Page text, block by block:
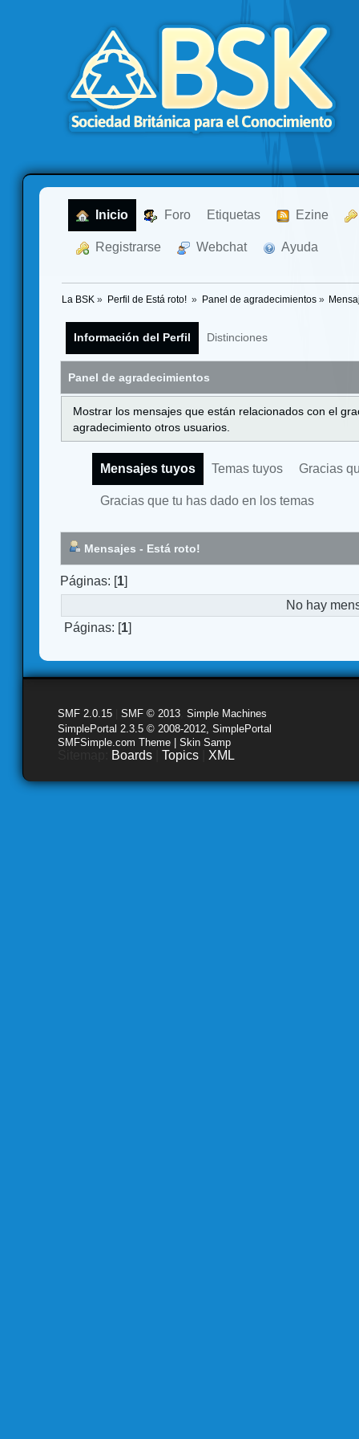
Inicio Foro Etiquetas Ezine
Registrarse Webchat Ayuda
La BSK » Perfil de Está roto! » Panel de agradecimientos»
Información del Perfil Distinciones
Panel de agradecimientos
Mostrar los mensajes que están relacionados con el
agradecimiento otros usuarios.
Mensajes tuyos Temas tuyos Gracias
Gracias que tu has dado en los temas
Mensajes - Está roto!
Páginas: [1]
No hay
Páginas: [1]
SMF 2.0.15 SMF © 2013 Simple Machines
SimplePortal 2.3.5 © 2008-2012, SimplePortal
SMFSimple.com Theme | Skin Samp
Boards Topics XML